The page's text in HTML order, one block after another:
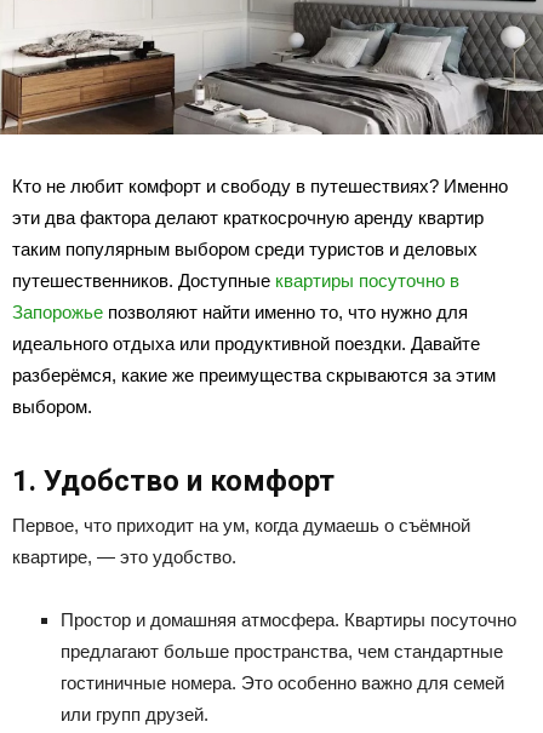
Кто не любит комфорт и свободу в путешествиях? Именно
эти два фактора делают краткосрочную аренду квартир
таким популярным выбором среди туристов и деловых
путешественников. Доступные квартиры посуточно в
Запорожье позволяют найти именно то, что нужно для
идеального отдыха или продуктивной поездки. Давайте
разберёмся, какие же преимущества скрываются за этим
выбором.
1. Удобство и комфорт
Первое, что приходит на ум, когда думаешь о съёмной
квартире, — это удобство.
Простор и домашняя атмосфера. Квартиры посуточно
предлагают больше пространства, чем стандартные
гостиничные номера. Это особенно важно для семей
или групп друзей.